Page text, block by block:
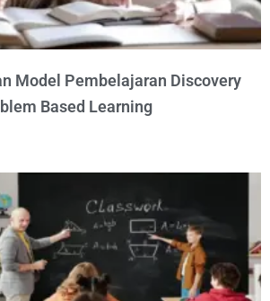
Model Pembelajaran Discovery
Based Learning